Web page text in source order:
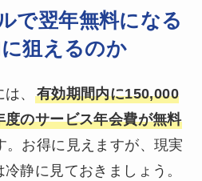
で翌年無料になる
狙えるのか
、 有効期間内に150,000
のサービス年会費が無料
。お得に見えますが、現実
静に見ておきましょう。